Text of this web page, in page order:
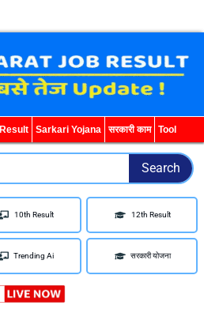
Result Sarkari Yojana सरकारी काम Tool
Search
10th Result 12th Result
Trending Ai सरकारी योजना